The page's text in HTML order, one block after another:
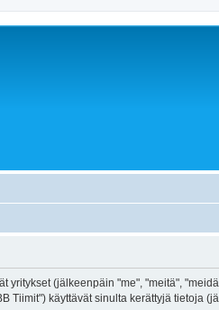
(jälkeenpäin "me", "meitä",
Tiimit") käyttävät sinulta kerättyjä tietoja